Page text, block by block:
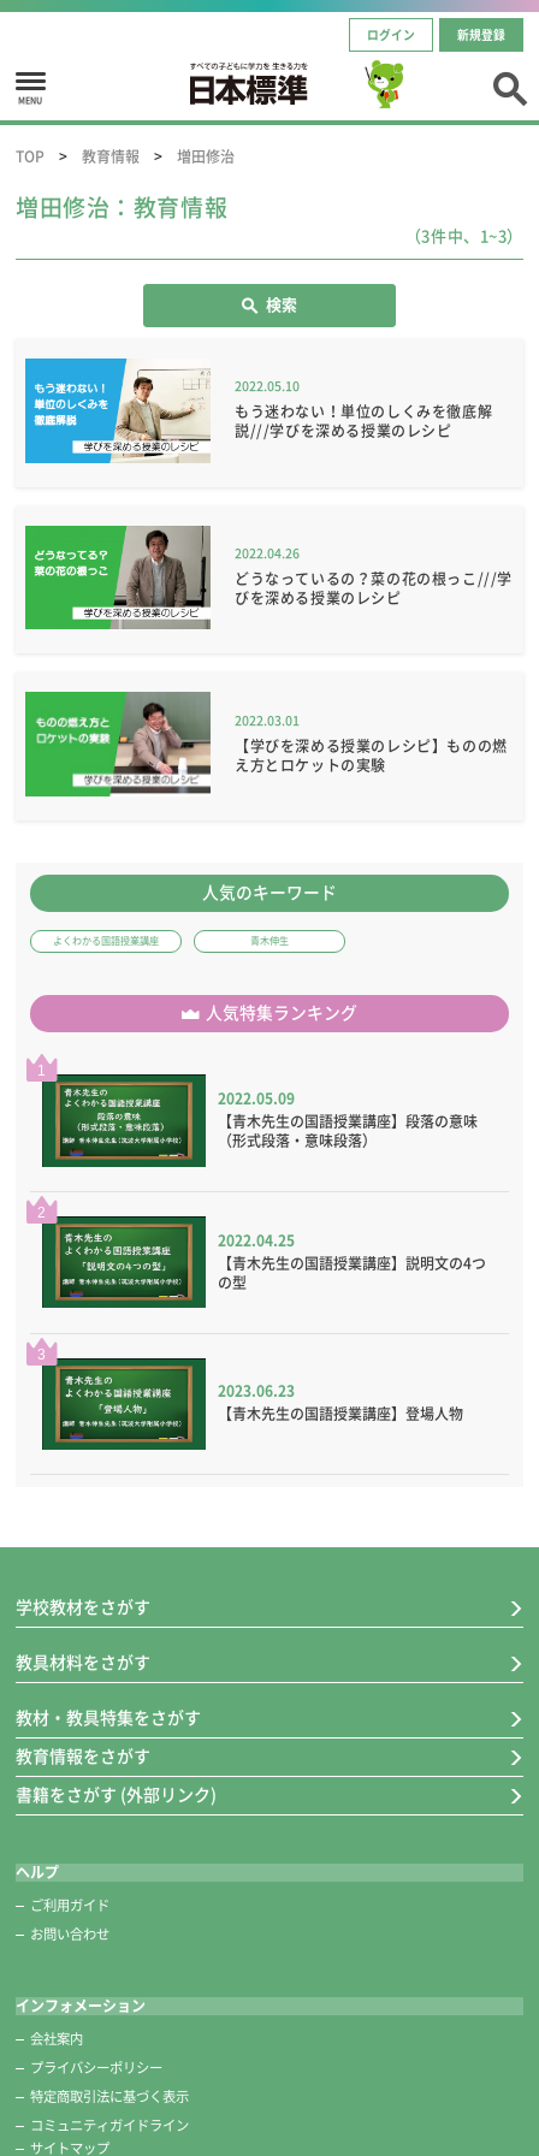
ログイン 新規登録
MENU
TOP 教育情報 増田修治
増田修治：教育情報
（3件中、1~3）
検索
2022.05.10
もう迷わない！単位のしくみを徹底解
説///学びを深める授業のレシピ
2022.04.26
どうなっているの？菜の花の根っこ///学
びを深める授業のレシピ
2022.03.01
【学びを深める授業のレシピ】ものの燃
え方とロケットの実験
人気のキーワード
よくわかる国語授業講座 青木伸生
人気特集ランキング
1
2022.05.09
【青木先生の国語授業講座】段落の意味
（形式段落・意味段落）
2
2022.04.25
【青木先生の国語授業講座】説明文の4つ
の型
3
2023.06.23
【青木先生の国語授業講座】登場人物
学校教材をさがす
教具材料をさがす
教材・教具特集をさがす
教育情報をさがす
書籍をさがす (外部リンク)
ヘルプ
ご利用ガイド
お問い合わせ
インフォメーション
会社案内
プライバシーポリシー
特定商取引法に基づく表示
コミュニティガイドライン
サイトマップ